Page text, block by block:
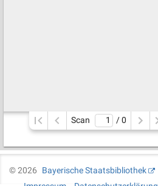
Scan / 0
©2026
Bayerische Staatsbibliothek